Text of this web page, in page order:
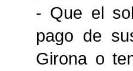
- Que el
pago de
Girona o